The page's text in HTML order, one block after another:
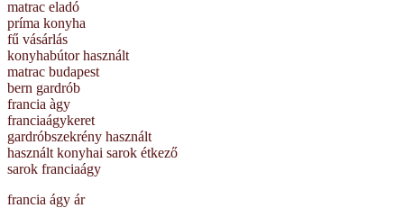
matrac eladó
príma konyha
fű vásárlás
konyhabútor használt
matrac budapest
bern gardrób
francia àgy
franciaágykeret
gardróbszekrény használt
használt konyhai sarok étkező
sarok franciaágy
francia ágy ár